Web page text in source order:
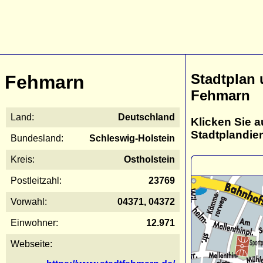
Fehmarn
Land: Deutschland
Bundesland: Schleswig-Holstein
Kreis: Ostholstein
Postleitzahl: 23769
Vorwahl: 04371, 04372
Einwohner: 12.971
Webseite:
Stadtplan
Fehmarn
Klicken Sie